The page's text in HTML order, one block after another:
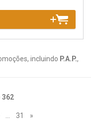
incluindo P.A.P.,
362
31 »